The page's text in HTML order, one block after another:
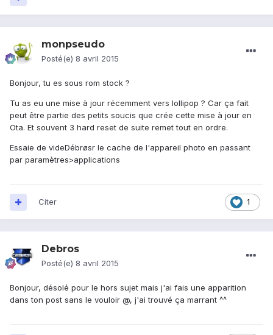
monpseudo
Posté(e) 8 avril 2015
Bonjour, tu es sous rom stock ?
Tu as eu une mise à jour récemment vers lollipop ? Car ça fait
peut être partie des petits soucis que crée cette mise à jour en
Ota. Et souvent 3 hard reset de suite remet tout en ordre.
Essaie de videDébrøsr le cache de l'appareil photo en passant
par paramètres>applications
1
Citer
Debros
Posté(e) 8 avril 2015
Bonjour, désolé pour le hors sujet mais j'ai fais une apparition
dans ton post sans le vouloir @, j'ai trouvé ça marrant ^^